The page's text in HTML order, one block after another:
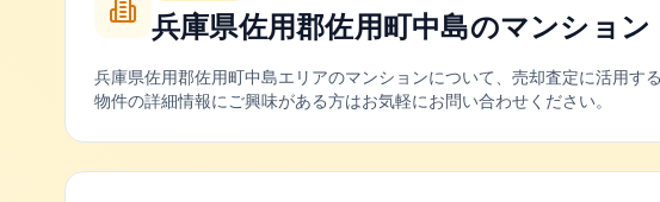
兵庫県佐用郡佐用町中島のマンション
兵庫県佐用郡佐用町中島エリアのマンションについて、売却査定に活用す
物件の詳細情報にご興味がある方はお気軽にお問い合わせください。